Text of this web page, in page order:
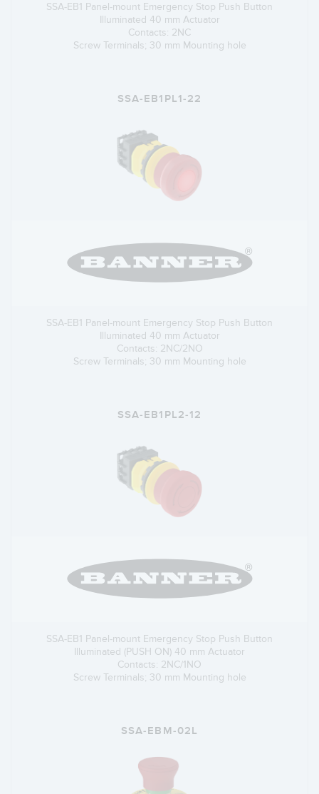
SSA-EB1 Panel-mount Emergency Stop Push Button
Illuminated 40 mm Actuator
Contacts: 2NC
Screw Terminals; 30 mm Mounting hole
SSA-EB1PL1-22
SSA-EB1 Panel-mount Emergency Stop Push Button
Illuminated 40 mm Actuator
Contacts: 2NC/2NO
Screw Terminals; 30 mm Mounting hole
SSA-EB1PL2-12
SSA-EB1 Panel-mount Emergency Stop Push Button
Illuminated (PUSH ON) 40 mm Actuator
Contacts: 2NC/1NO
Screw Terminals; 30 mm Mounting hole
SSA-EBM-02L